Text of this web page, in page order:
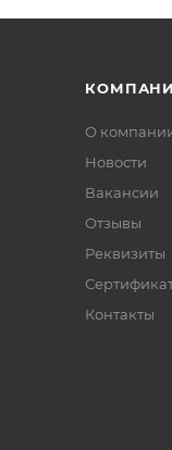
О
Новости
Вакансии
Отзывы
Реквизиты
Контакты